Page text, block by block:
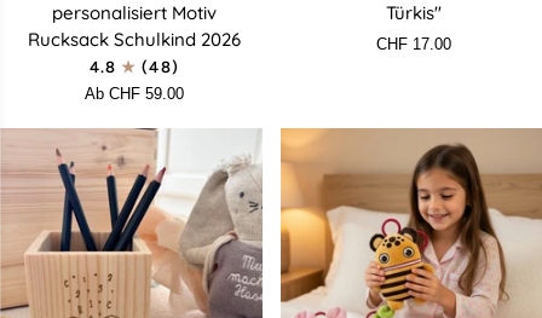
Motiv
personalisiert Motiv
Rucksack Schulkind 2026
4.8
(48)
Ab CHF 59.00
Türkis"
CHF 17.00